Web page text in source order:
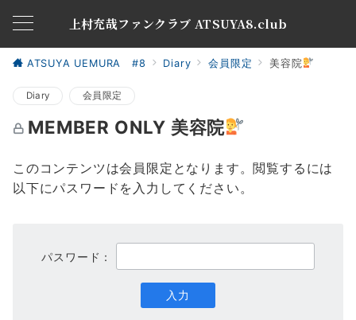
上村充哉ファンクラブ ATSUYA8.club
ATSUYA UEMURA #8 Diary 会員限定 美容院
Diary 会員限定
MEMBER ONLY 美容院
このコンテンツは会員限定となります。閲覧するには
以下にパスワードを入力してください。
パスワード：